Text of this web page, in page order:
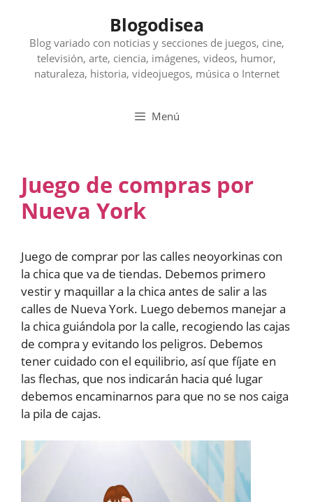
contenido
Blogodisea
Blog variado con noticias y secciones de juegos, cine,
televisión, arte, ciencia, imágenes, videos, humor,
naturaleza, historia, videojuegos, música o Internet
Menú
Juego de compras por
Nueva York
Juego de comprar por las calles neoyorkinas con
la chica que va de tiendas. Debemos primero
vestir y maquillar a la chica antes de salir a las
calles de Nueva York. Luego debemos manejar a
la chica guiándola por la calle, recogiendo las cajas
de compra y evitando los peligros. Debemos
tener cuidado con el equilibrio, así que fíjate en
las flechas, que nos indicarán hacia qué lugar
debemos encaminarnos para que no se nos caiga
la pila de cajas.